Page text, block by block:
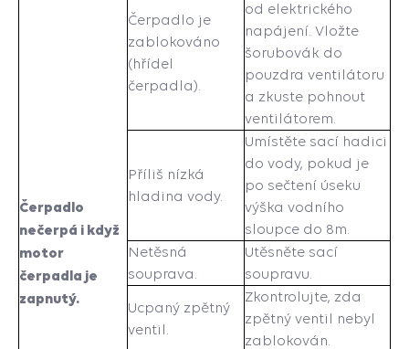
Čerpadlo
nečerpá i když
motor
čerpadla je
zapnutý.
Čerpadlo je
zablokováno
(hřídel
čerpadla).
od elektrického
napájení. Vložte
šorubovák do
pouzdra ventilátoru
a zkuste pohnout
ventilátorem.
Příliš nízká
hladina vody.
Umístěte sací hadici
do vody, pokud je
po sečtení úseku
výška vodního
sloupce do 8m.
Netěsná
souprava.
Utěsněte sací
soupravu.
Ucpaný zpětný
ventil.
Zkontrolujte, zda
zpětný ventil nebyl
zablokován.